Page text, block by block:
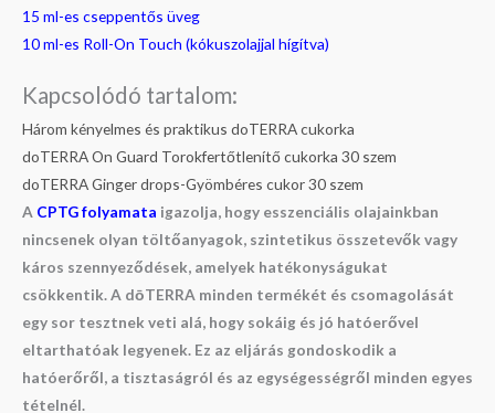
15 ml-es cseppentős üveg
10 ml-es Roll-On Touch (kókuszolajjal hígítva)
Kapcsolódó tartalom:
Három kényelmes és praktikus doTERRA cukorka
doTERRA On Guard Torokfertőtlenítő cukorka 30 szem
doTERRA Ginger drops-Gyömbéres cukor 30 szem
A CPTG folyamata igazolja, hogy esszenciális olajainkban
nincsenek olyan töltőanyagok, szintetikus összetevők vagy
káros szennyeződések, amelyek hatékonyságukat
csökkentik. A dōTERRA minden termékét és csomagolását
egy sor tesztnek veti alá, hogy sokáig és jó hatóerővel
eltarthatóak legyenek. Ez az eljárás gondoskodik a
hatóerőről, a tisztaságról és az egységességről minden egyes
tételnél.